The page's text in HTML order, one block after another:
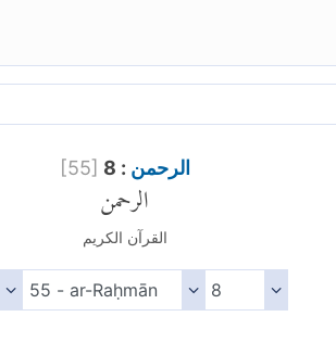
[55] الرحمن : 8
الرحمن
القرآن الكريم